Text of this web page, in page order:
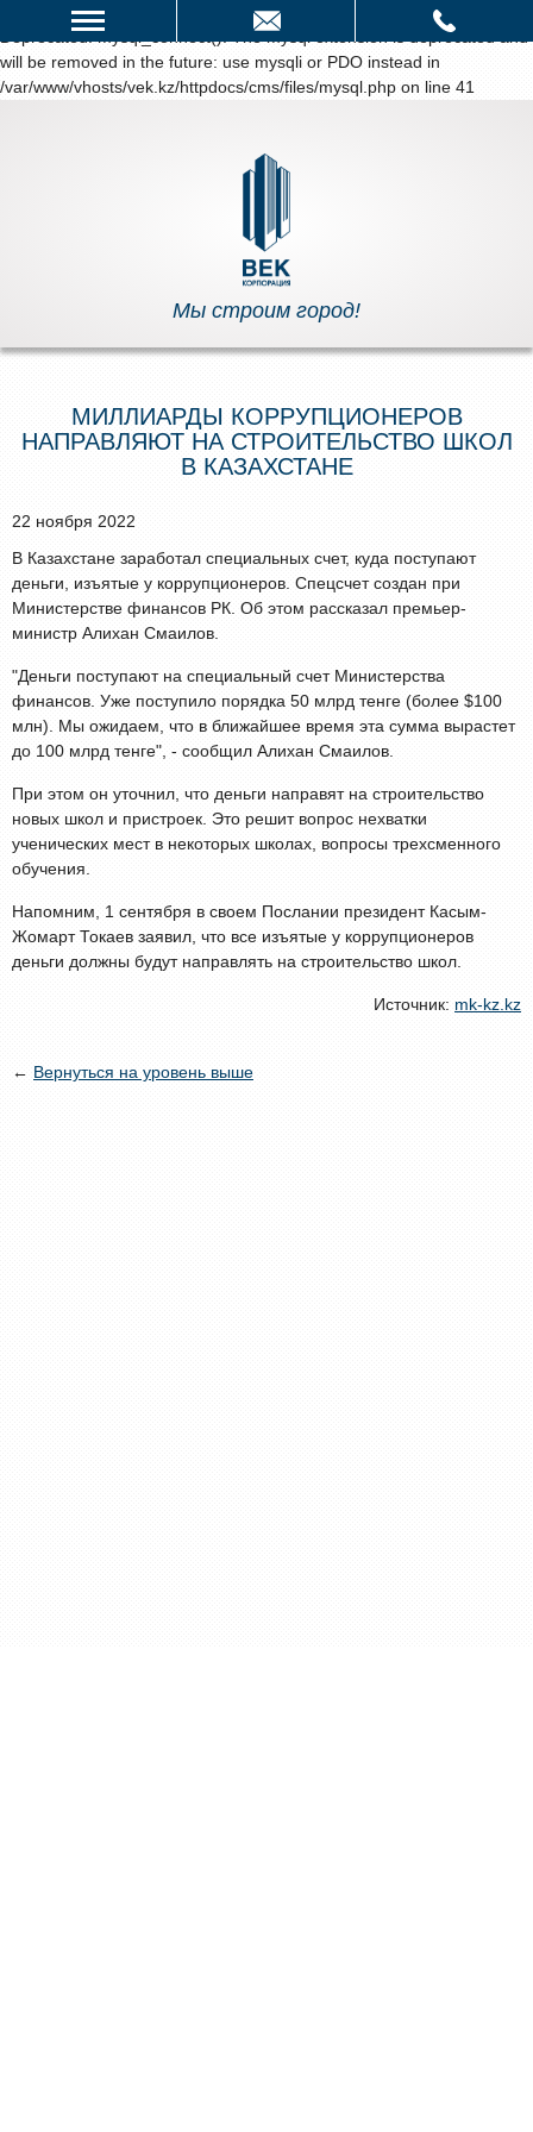
Deprecated: mysql_connect(): The mysql extension is deprecated and
will be removed in the future: use mysqli or PDO instead in
/var/www/vhosts/vek.kz/httpdocs/cms/files/mysql.php on line 41
написать нам
Мы строим город!
МИЛЛИАРДЫ КОРРУПЦИОНЕРОВ
НАПРАВЛЯЮТ НА СТРОИТЕЛЬСТВО ШКОЛ
В КАЗАХСТАНЕ
22 ноября 2022
В Казахстане заработал специальных счет, куда поступают
деньги, изъятые у коррупционеров. Спецсчет создан при
Министерстве финансов РК. Об этом рассказал премьер-
министр Алихан Смаилов.
"Деньги поступают на специальный счет Министерства
финансов. Уже поступило порядка 50 млрд тенге (более $100
млн). Мы ожидаем, что в ближайшее время эта сумма вырастет
до 100 млрд тенге", - сообщил Алихан Смаилов.
При этом он уточнил, что деньги направят на строительство
новых школ и пристроек. Это решит вопрос нехватки
ученических мест в некоторых школах, вопросы трехсменного
обучения.
Напомним, 1 сентября в своем Послании президент Касым-
Жомарт Токаев заявил, что все изъятые у коррупционеров
деньги должны будут направлять на строительство школ.
Источник: mk-kz.kz
← Вернуться на уровень выше